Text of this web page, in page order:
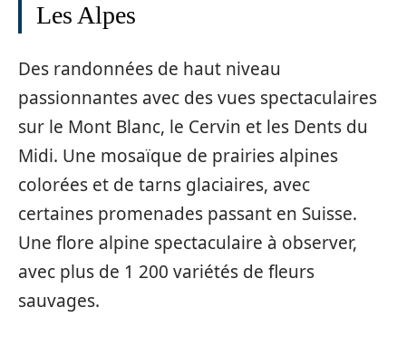
Les Alpes
Des randonnées de haut niveau
passionnantes avec des vues spectaculaires
sur le Mont Blanc, le Cervin et les Dents du
Midi. Une mosaïque de prairies alpines
colorées et de tarns glaciaires, avec
certaines promenades passant en Suisse.
Une flore alpine spectaculaire à observer,
avec plus de 1 200 variétés de fleurs
sauvages.